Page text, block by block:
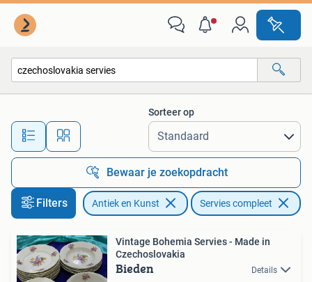
Alle afstanden…
Sorteer op
Bewaar je zoekopdracht
Filters Antiek en Kunst Servies compleet
Vintage Bohemia Servies - Made in
Czechoslovakia
Bieden Details